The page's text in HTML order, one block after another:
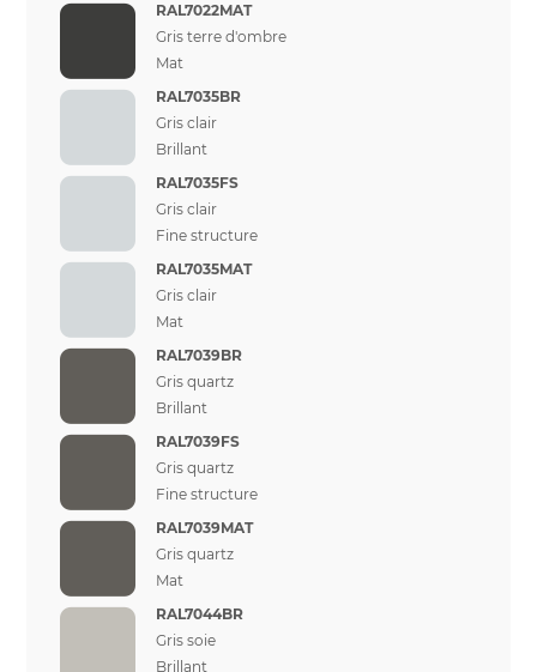
RAL7022MAT
Gris terre d'ombre
Mat
RAL7035BR
Gris clair
Brillant
RAL7035FS
Gris clair
Fine structure
RAL7035MAT
Gris clair
Mat
RAL7039BR
Gris quartz
Brillant
RAL7039FS
Gris quartz
Fine structure
RAL7039MAT
Gris quartz
Mat
RAL7044BR
Gris soie
Brillant